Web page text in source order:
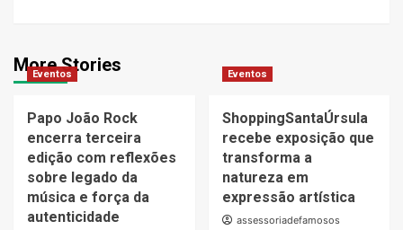
More Stories
Eventos
Papo João Rock
encerra terceira
edição com reflexões
sobre legado da
música e força da
autenticidade
Eventos
ShoppingSantaÚrsula
recebe exposição que
transforma a
natureza em
expressão artística
assessoriadefamosos